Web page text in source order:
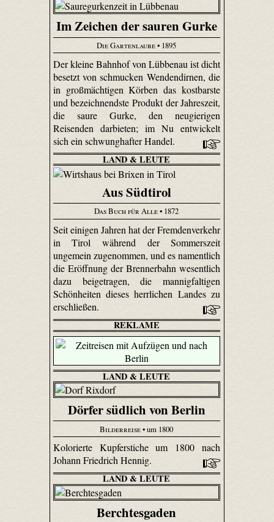
Im Zeichen der sauren Gurke
Die Gartenlaube• 1895
Der kleine Bahnhof von Lübbenau ist dicht
besetzt von schmucken Wendendirnen, die
in großmächtigen Körben das kostbarste
und bezeichnendste Produkt der Jahreszeit,
die saure Gurke, den neugierigen
Reisenden darbieten; im Nu entwickelt
sich ein schwunghafter Handel.
LAND & LEUTE
Aus Südtirol
Das Buch für Alle• 1872
Seit einigen Jahren hat der Fremdenverkehr
in Tirol während der Sommers­zeit
ungemein zugenommen, und es namentlich
die Eröffnung der Brennerbahn wesentlich
dazu beigetragen, die mannigfaltigen
Schönheiten dieses herrlichen Landes zu
erschließen.
REKLAME
LAND & LEUTE
Dörfer südlich von Berlin
Bilderreise• um 1800
Kolorierte Kupferstiche um 1800 nach
Johann Friedrich Hennig.
LAND & LEUTE
Berchtesgaden